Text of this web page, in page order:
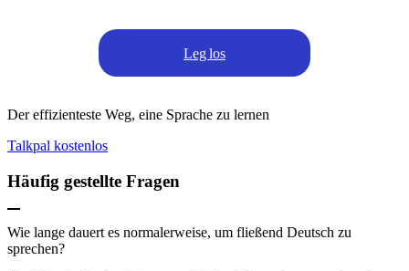
Leg los
Der effizienteste Weg, eine Sprache zu lernen
Talkpal kostenlos
Häufig gestellte Fragen
Wie lange dauert es normalerweise, um fließend Deutsch zu
sprechen?